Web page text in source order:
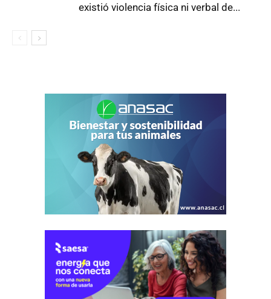
existió violencia física ni verbal de...